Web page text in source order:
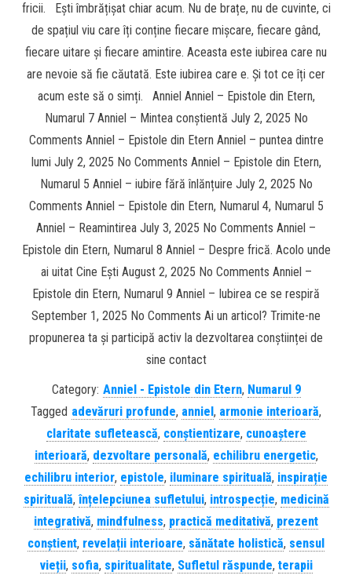
fricii. Ești îmbrățișat chiar acum. Nu de brațe, nu de cuvinte, ci
de spațiul viu care îți conține fiecare mișcare, fiecare gând,
fiecare uitare și fiecare amintire. Aceasta este iubirea care nu
are nevoie să fie căutată. Este iubirea care e. Și tot ce îți cer
acum este să o simți. Anniel Anniel – Epistole din Etern,
Numarul 7 Anniel – Mintea conștientă July 2, 2025 No
Comments Anniel – Epistole din Etern Anniel – puntea dintre
lumi July 2, 2025 No Comments Anniel – Epistole din Etern,
Numarul 5 Anniel – iubire fără înlănțuire July 2, 2025 No
Comments Anniel – Epistole din Etern, Numarul 4, Numarul 5
Anniel – Reamintirea July 3, 2025 No Comments Anniel –
Epistole din Etern, Numarul 8 Anniel – Despre frică. Acolo unde
ai uitat Cine Ești August 2, 2025 No Comments Anniel –
Epistole din Etern, Numarul 9 Anniel – Iubirea ce se respiră
September 1, 2025 No Comments Ai un articol? Trimite-ne
propunerea ta și participă activ la dezvoltarea conștiinței de
sine contact
Category: Anniel - Epistole din Etern, Numarul 9
Tagged adevăruri profunde, anniel, armonie interioară,
claritate sufletească, conștientizare, cunoaștere
interioară, dezvoltare personală, echilibru energetic,
echilibru interior, epistole, iluminare spirituală, inspirație
spirituală,înțelepciunea sufletului, introspecție, medicină
integrativă, mindfulness, practică meditativă, prezent
conștient, revelații interioare, sănătate holistică, sensul
vieții, sofia, spiritualitate, Sufletul răspunde, terapii